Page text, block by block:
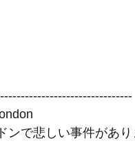
ンで悲しい事件があり